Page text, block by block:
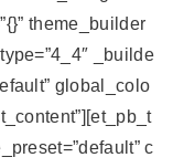
theme_builder
_builde
global_colo
c